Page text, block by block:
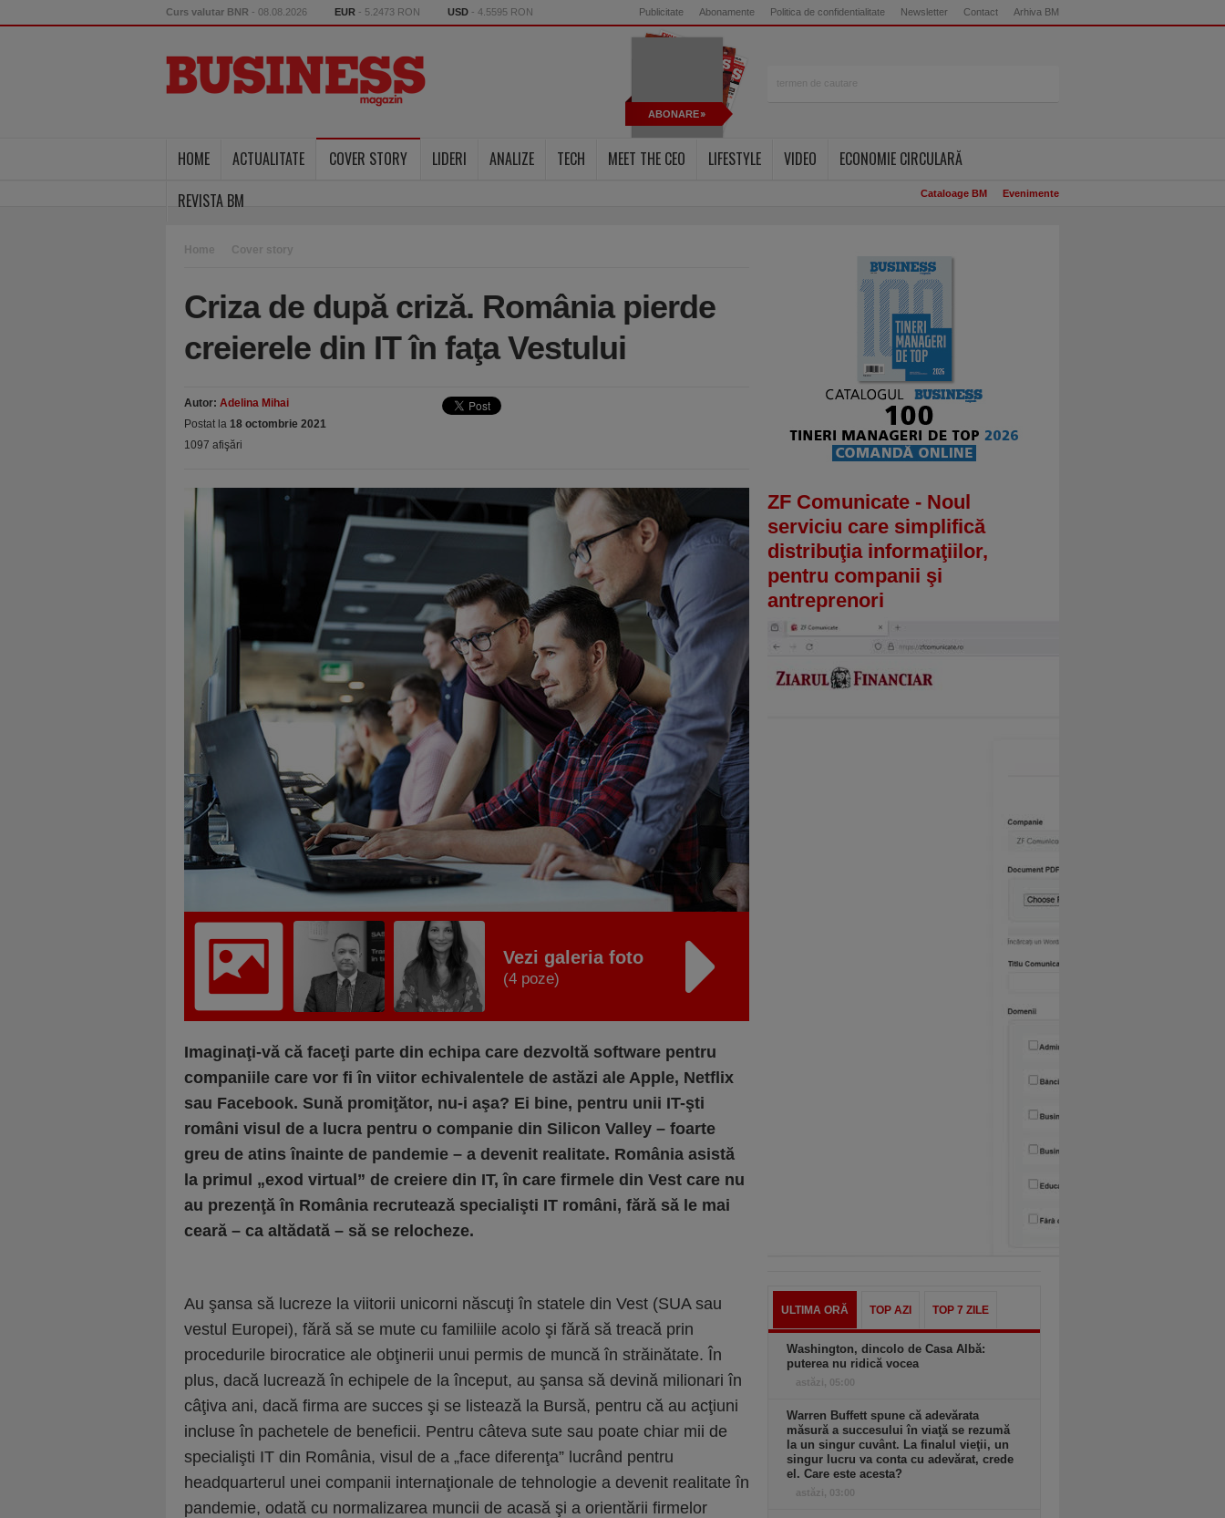
Curs valutar BNR - 08.08.2026 EUR - 5.2473 RON USD - 4.5595 RON Publicitate Abonamente Politica de confidentialitate Newsletter Contact Arhiva BM
ABONARE
HOME ACTUALITATE COVER STORY LIDERI ANALIZE TECH MEET THE CEO LIFESTYLE VIDEO
ECONOMIE CIRCULARĂ
REVISTA BM
Cataloage BM Evenimente
Home Cover story
Criza de după criză. România pierde
creierele din IT în faţa Vestului
Autor: Adelina Mihai
Postat la 18 octombrie 2021
1097 afişări
Vezi galeria foto
(4 poze)
Imaginaţi-vă că faceţi parte din echipa care dezvoltă software pentru
companiile care vor fi în viitor echivalentele de astăzi ale Apple, Netflix
sau Facebook. Sună promiţător, nu-i aşa? Ei bine, pentru unii IT-şti
români visul de a lucra pentru o companie din Silicon Valley – foarte
greu de atins înainte de pandemie – a devenit realitate. România asistă
la primul „exod virtual” de creiere din IT, în care firmele din Vest care nu
au prezenţă în România recrutează specialişti IT români, fără să le mai
ceară – ca altădată – să se relocheze.
Au şansa să lucreze la viitorii unicorni născuţi în statele din Vest (SUA sau
vestul Europei), fără să se mute cu familiile acolo şi fără să treacă prin
procedurile birocratice ale obţinerii unui permis de muncă în străinătate. În
plus, dacă lucrează în echipele de la început, au şansa să devină milionari în
câţiva ani, dacă firma are succes şi se listează la Bursă, pentru că au acţiuni
incluse în pachetele de beneficii. Pentru câteva sute sau poate chiar mii de
specialişti IT din România, visul de a „face diferenţa” lucrând pentru
headquarterul unei companii internaţionale de tehnologie a devenit realitate în
pandemie, odată cu normalizarea muncii de acasă şi a orientării firmelor
ZF Comunicate - Noul
serviciu care simplifică
distribuţia informaţiilor,
pentru companii şi
antreprenori
ULTIMA ORĂ TOP AZI TOP 7 ZILE
Washington, dincolo de Casa Albă:
puterea nu ridică vocea
astăzi, 05:00
Warren Buffett spune că adevărata
măsură a succesului în viaţă se rezumă
la un singur cuvânt. La finalul vieţii, un
singur lucru va conta cu adevărat, crede
el. Care este acesta?
astăzi, 03:00